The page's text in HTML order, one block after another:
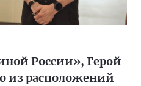
России», Герой
из расположений